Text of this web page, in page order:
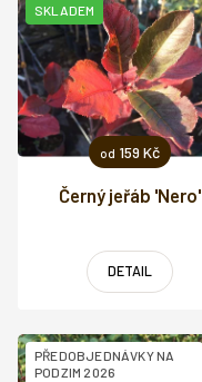
od 159 Kč
Černý jeřáb 'Nero'
SKLADEM
DETAIL
PŘEDOBJEDNÁVKY NA
PODZIM 2026